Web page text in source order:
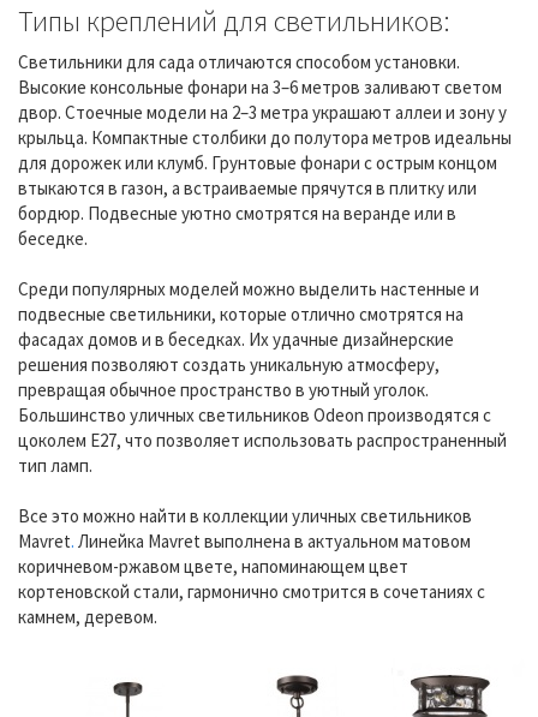
Типы креплений для светильников:
Светильники для сада отличаются способом установки.
Высокие консольные фонари на 3–6 метров заливают светом
двор. Стоечные модели на 2–3 метра украшают аллеи и зону у
крыльца. Компактные столбики до полутора метров идеальны
для дорожек или клумб. Грунтовые фонари с острым концом
втыкаются в газон, а встраиваемые прячутся в плитку или
бордюр. Подвесные уютно смотрятся на веранде или в
беседке.
Среди популярных моделей можно выделить настенные и
подвесные светильники, которые отлично смотрятся на
фасадах домов и в беседках. Их удачные дизайнерские
решения позволяют создать уникальную атмосферу,
превращая обычное пространство в уютный уголок.
Большинство уличных светильников Odeon производятся с
цоколем Е27, что позволяет использовать распространенный
тип ламп.
Все это можно найти в коллекции уличных светильников
Mavret. Линейка Mavret выполнена в актуальном матовом
коричневом-ржавом цвете, напоминающем цвет
кортеновской стали, гармонично смотрится в сочетаниях с
камнем, деревом.